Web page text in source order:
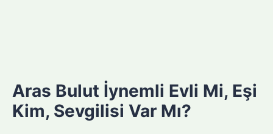
Aras Bulut İynemli Evli Mi, Eşi
Kim, Sevgilisi Var Mı?